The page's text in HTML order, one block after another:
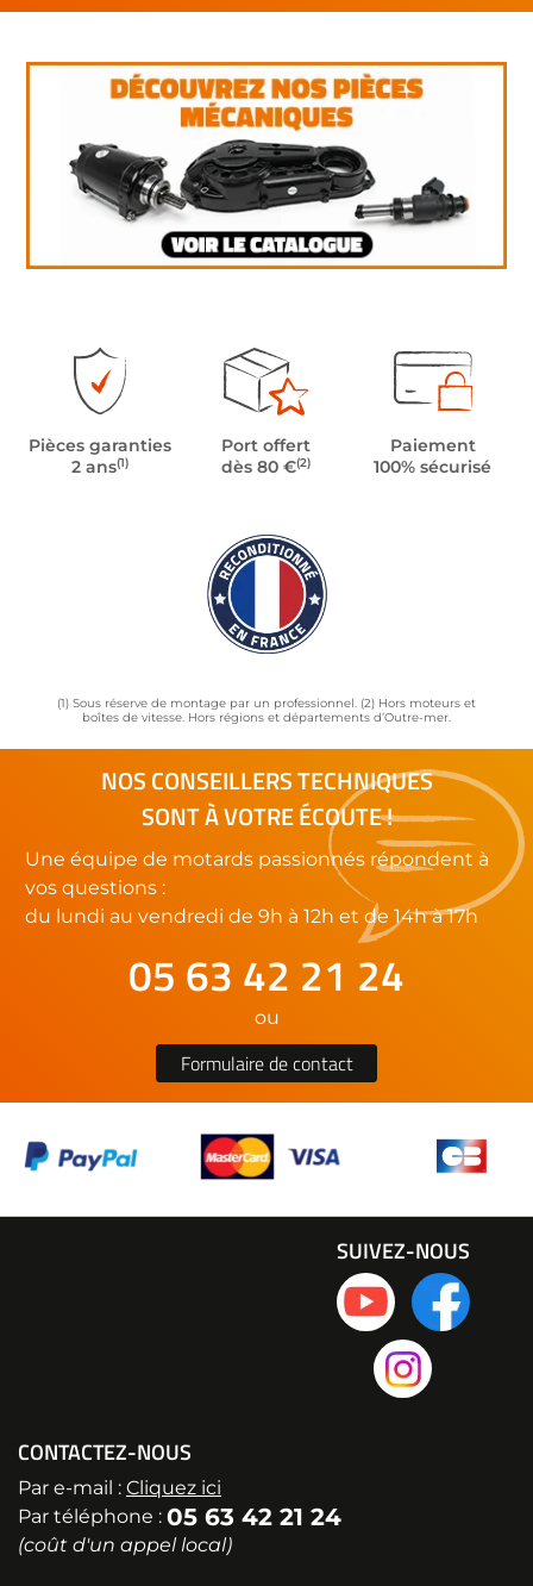
Pièces garanties
2 ans(1)
Port offert
dès 80 €(2)
Paiement
100% sécurisé
(1) Sous réserve de montage par un professionnel. (2) Hors moteurs et
boîtes de vitesse. Hors régions et départements d’Outre-mer.
NOS CONSEILLERS TECHNIQUES
SONT À VOTRE ÉCOUTE !
Une équipe de motards passionnés répondent à
vos questions :
du lundi au vendredi de 9h à 12h et de 14h à 17h
05 63 42 21 24
ou
Formulaire de contact
CONTACTEZ-NOUS
Par e-mail : Cliquez ici
Par téléphone : 05 63 42 21 24
(coût d'un appel local)
SUIVEZ-NOUS